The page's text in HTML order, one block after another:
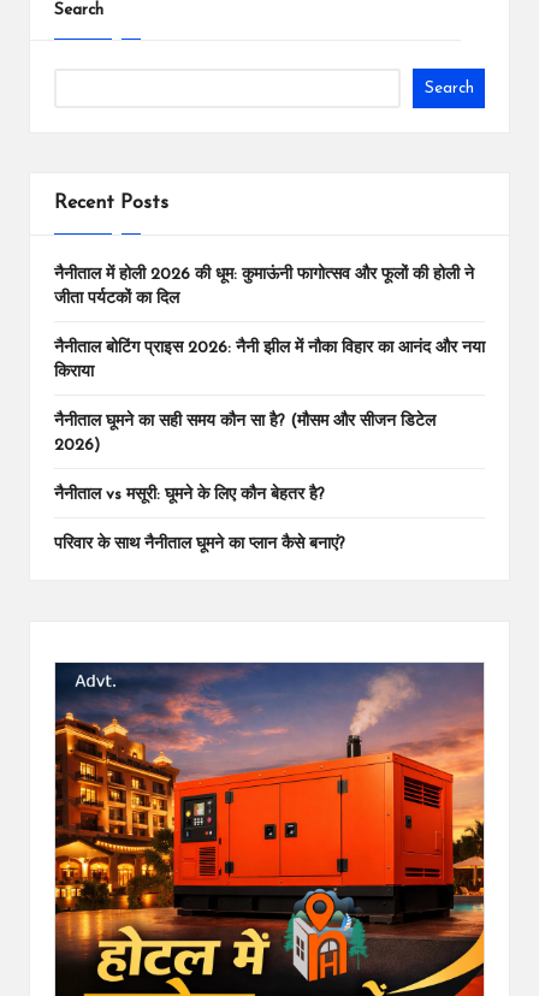
Search
Search
Recent Posts
नैनीताल में होली 2026 की धूम: कुमाऊंनी फागोत्सव और फूलों की होली ने
जीता पर्यटकों का दिल
नैनीताल बोटिंग प्राइस 2026: नैनी झील में नौका विहार का आनंद और नया
किराया
नैनीताल घूमने का सही समय कौन सा है? (मौसम और सीजन डिटेल
2026)
नैनीताल vs मसूरी: घूमने के लिए कौन बेहतर है?
परिवार के साथ नैनीताल घूमने का प्लान कैसे बनाएं?